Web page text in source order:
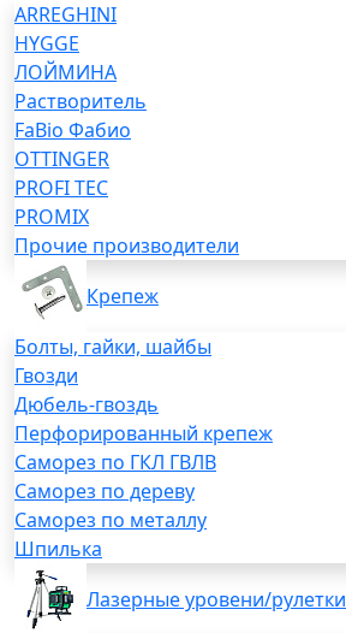
ARREGHINI
HYGGE
ЛОЙМИНА
Растворитель
FaBio Фабио
OTTINGER
PROFI TEC
PROMIX
Прочие производители
Крепеж
Болты, гайки, шайбы
Гвозди
Дюбель-гвоздь
Перфорированный крепеж
Саморез по ГКЛ ГВЛВ
Саморез по дереву
Саморез по металлу
Шпилька
Лазерные уровени/рулетки